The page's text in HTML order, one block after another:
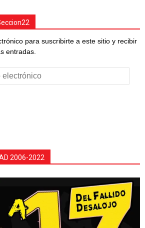
para suscribirte a este sitio y recibir
entradas.
2006-2022